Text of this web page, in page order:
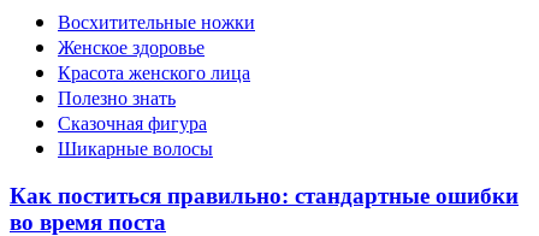
Восхитительные ножки
Женское здоровье
Красота женского лица
Полезно знать
Сказочная фигура
Шикарные волосы
Как поститься правильно: стандартные ошибки
во время поста